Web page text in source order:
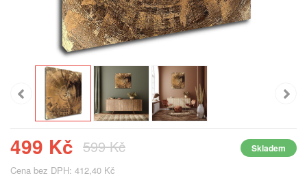
499 Kč 599 Kč Skladem
Cena bez DPH: 412,40 Kč